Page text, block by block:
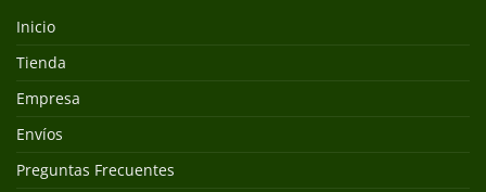
Inicio
Tienda
Empresa
Envíos
Preguntas Frecuentes